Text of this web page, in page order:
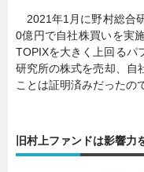
2021年1月に野村総合
0億円で自社株買いを実
TOPIXを大きく上回るパ
研究所の株式を売却、自
ことは証明済みだったの
旧村上ファンドは影響力